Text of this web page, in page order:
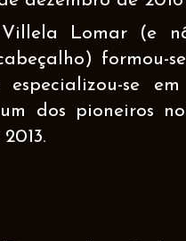
Lomar (e
formou-
se
dos pioneiros